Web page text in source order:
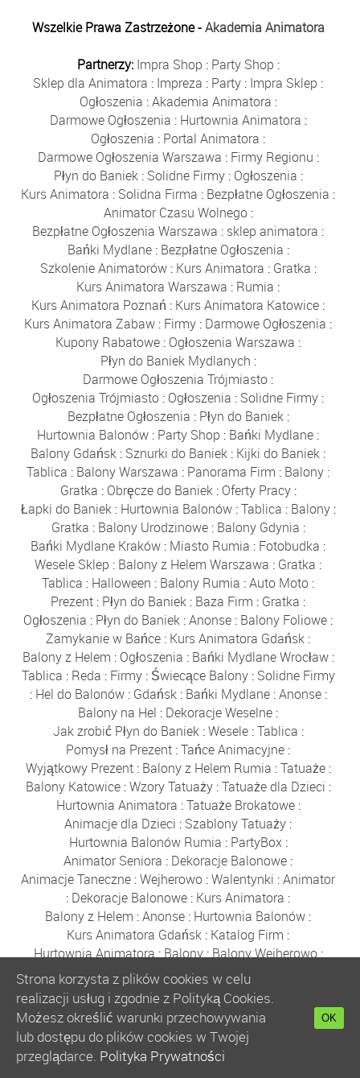
Wszelkie Prawa Zastrzeżone -Akademia Animatora
Partnerzy: Impra Shop : Party Shop :
Sklep dla Animatora : Impreza : Party : Impra Sklep :
Ogłoszenia :Akademia Animatora :
Darmowe Ogłoszenia : Hurtownia Animatora :
Ogłoszenia : Portal Animatora :
Darmowe Ogłoszenia Warszawa : Firmy Regionu :
Płyn do Baniek: Solidne Firmy: Ogłoszenia :
Kurs Animatora : Solidna Firma : Bezpłatne Ogłoszenia :
Animator Czasu Wolnego:
Bezpłatne Ogłoszenia Warszawa : sklep animatora :
Bańki Mydlane: Bezpłatne Ogłoszenia :
Szkolenie Animatorów: Kurs Animatora : Gratka :
Kurs Animatora Warszawa : Rumia :
Kurs Animatora Poznań : Kurs Animatora Katowice :
Kurs Animatora Zabaw : Firmy : Darmowe Ogłoszenia :
Kupony Rabatowe : Ogłoszenia Warszawa :
Płyn do Baniek Mydlanych :
Darmowe Ogłoszenia Trójmiasto :
Ogłoszenia Trójmiasto : Ogłoszenia : Solidne Firmy :
Bezpłatne Ogłoszenia : Płyn do Baniek:
Hurtownia Balonów : Party Shop : Bańki Mydlane :
Balony Gdańsk : Sznurki do Baniek : Kijki do Baniek :
Tablica : Balony Warszawa : Panorama Firm : Balony :
Gratka : Obręcze do Baniek: Oferty Pracy:
Łapki do Baniek: Hurtownia Balonów:Tablica : Balony:
Gratka : Balony Urodzinowe: Balony Gdynia :
Bańki Mydlane Kraków : Miasto Rumia : Fotobudka :
Wesele Sklep : Balony z Helem Warszawa : Gratka :
Tablica : Halloween : Balony Rumia :Auto Moto :
Prezent : Płyn do Baniek : Baza Firm : Gratka :
Ogłoszenia : Płyn do Baniek :Anonse : Balony Foliowe :
Zamykanie w Bańce : Kurs Animatora Gdańsk :
Balony z Helem : Ogłoszenia : Bańki Mydlane Wrocław:
Tablica : Reda : Firmy: Świecące Balony: Solidne Firmy
: Hel do Balonów: Gdańsk: Bańki Mydlane:Anonse:
Balony na Hel : Dekoracje Weselne :
Jak zrobić Płyn do Baniek:Wesele:Tablica :
Pomysł na Prezent :Tańce Animacyjne :
Wyjątkowy Prezent: Balony z Helem Rumia :Tatuaże:
Balony Katowice:Wzory Tatuaży:Tatuaże dla Dzieci :
Hurtownia Animatora :Tatuaże Brokatowe:
Animacje dla Dzieci : Szablony Tatuaży :
Hurtownia Balonów Rumia : PartyBox:
Animator Seniora : Dekoracje Balonowe :
Animacje Taneczne :Wejherowo :Walentynki :Animator
: Dekoracje Balonowe : Kurs Animatora :
Balony z Helem :Anonse : Hurtownia Balonów :
Kurs Animatora Gdańsk : Katalog Firm :
Hurtownia Animatora:Balony:Balony Wejherowo:
Akademia Animatora
: Balony Warszawa
Bańki Mydlane
: Hurtownia Balonów Balony Reda
Gdynia :Sklep z Balonami Rumia:Boże Narodzenie:
Balony Poznań:Zabawki:Balony Kraków
Balony Wrocław:Balony Łódź :Kurs Animatora
Kurs Animatora Online:Polecany Sklep
Strona korzysta z plików cookies w celu
realizacji usług i zgodnie z Polityką Cookies.
Możesz określić warunki przechowywania
lub dostępu do plików cookies w Twojej
przeglądarce. Polityka Prywatności
OK